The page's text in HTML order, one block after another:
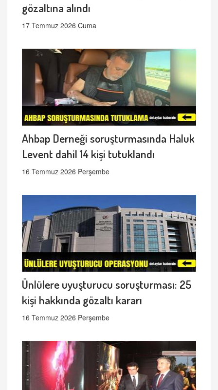
gözaltına alındı
17 Temmuz 2026 Cuma
Ahbap Derneği soruşturmasında Haluk
Levent dahil 14 kişi tutuklandı
16 Temmuz 2026 Perşembe
Ünlülere uyuşturucu soruşturması: 25
kişi hakkında gözaltı kararı
16 Temmuz 2026 Perşembe